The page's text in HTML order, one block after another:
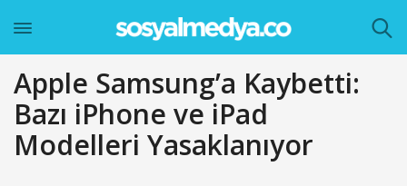
Apple Samsung’a Kaybetti:
Bazı iPhone ve iPad
Modelleri Yasaklanıyor